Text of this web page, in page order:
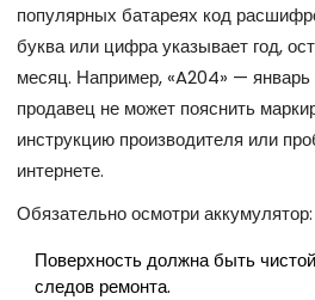
популярных батареях код
буква или цифра указывает год,
месяц. Например, «A204» —
продавец не может пояснить
инструкцию производителя или
интернете.
Обязательно осмотри аккумулятор:
Поверхность должна быть
следов ремонта.